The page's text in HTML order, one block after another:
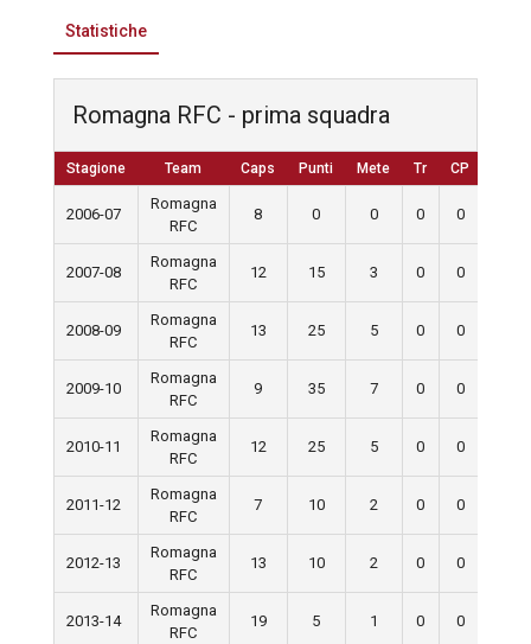
Statistiche
Romagna RFC - prima squadra
Stagione Team Caps Punti Mete Tr CP
2006-07
Romagna
RFC
8 0 0 0 0
2007-08
Romagna
RFC
12 15 3 0 0
2008-09
Romagna
RFC
13 25 5 0 0
2009-10
Romagna
RFC
9 35 7 0 0
2010-11
Romagna
RFC
12 25 5 0 0
2011-12
Romagna
RFC
7 10 2 0 0
2012-13
Romagna
RFC
13 10 2 0 0
2013-14
Romagna
RFC
19 5 1 0 0